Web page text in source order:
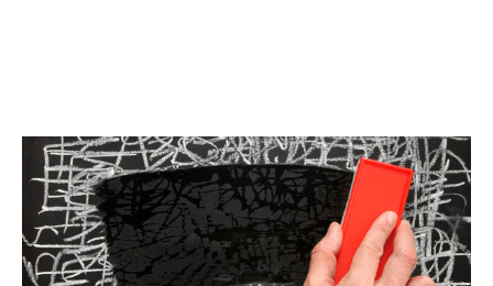
Echipa Facultății
Bibliotecă & Reviste